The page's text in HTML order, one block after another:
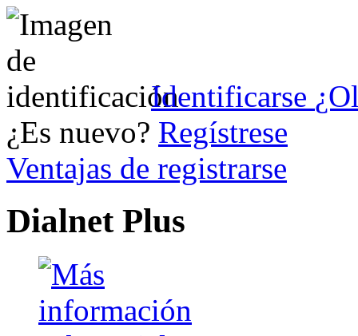
Identificarse
¿Es nuevo? Regístrese
Ventajas de registrarse
Dialnet Plus